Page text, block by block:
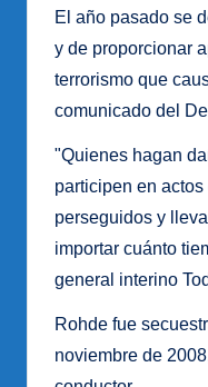
El año pasado se
y de proporcionar
terrorismo que
comunicado del
"Quienes hagan
participen en
perseguidos y
importar cuánto
general interino
Rohde fue
noviembre de